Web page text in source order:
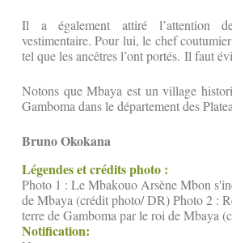
Il a également attiré l’attention
vestimentaire. Pour lui, le chef
tel que les ancêtres l’ont portés. Il faut
Notons que Mbaya est un village
Gamboma dans le département des
Bruno Okokana
Légendes et crédits photo :
Photo 1 : Le Mbakouo Arsène Mbon
de Mbaya (crédit photo/ DR) Photo 2 :
terre de Gamboma par le roi de Mbaya
Notification: